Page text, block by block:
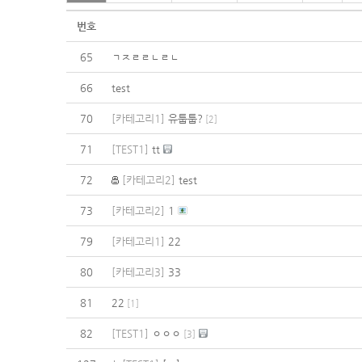
번호
65 ㄱㅈㄹㄹㄴㄹㄴ
66 test
70 [카테고리1] 유툽툽? [2]
71 [TEST1] tt
72 [카테고리2] test
73 [카테고리2] 1
79 [카테고리1] 22
80 [카테고리3] 33
81 22 [1 ]
82 [TEST1] ㅇㅇㅇ [3]